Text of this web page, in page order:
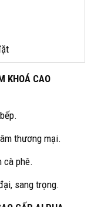
KHOÁ CAO
thương mại.
cà phê.
sang trọng.